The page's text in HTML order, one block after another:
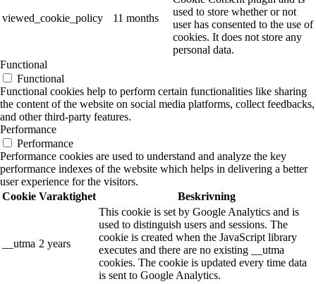
viewed_cookie_policy 11 months
used to store whether or not
user has consented to the use of
cookies. It does not store any
personal data.
Functional
Functional
Functional cookies help to perform certain functionalities like sharing
the content of the website on social media platforms, collect feedbacks,
and other third-party features.
Performance
Performance
Performance cookies are used to understand and analyze the key
performance indexes of the website which helps in delivering a better
user experience for the visitors.
Cookie Varaktighet Beskrivning
__utma 2 years
This cookie is set by Google Analytics and is
used to distinguish users and sessions. The
cookie is created when the JavaScript library
executes and there are no existing __utma
cookies. The cookie is updated every time data
is sent to Google Analytics.